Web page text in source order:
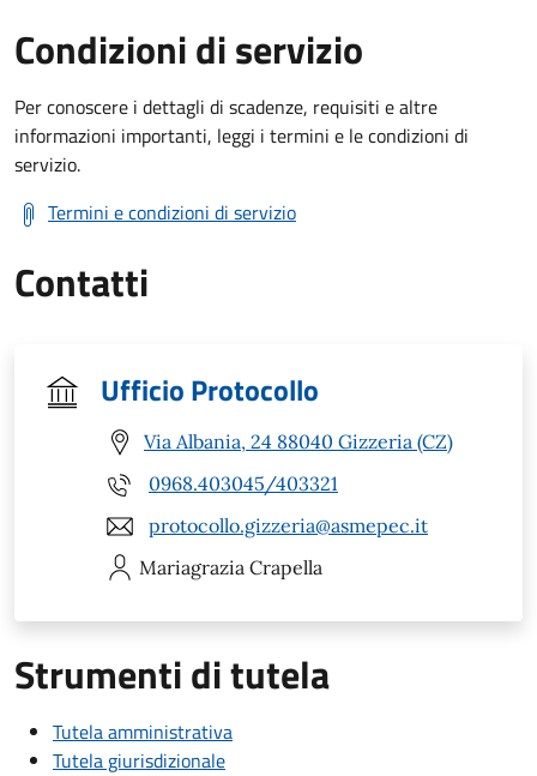
Condizioni di servizio
Per conoscere i dettagli di scadenze, requisiti e altre
informazioni importanti, leggi i termini e le condizioni di
servizio.
Termini e condizioni di servizio
Contatti
Ufficio Protocollo
Via Albania, 24 88040 Gizzeria (CZ)
0968.403045/403321
protocollo.gizzeria@asmepec.it
Mariagrazia Crapella
Strumenti di tutela
Tutela amministrativa
Tutela giurisdizionale